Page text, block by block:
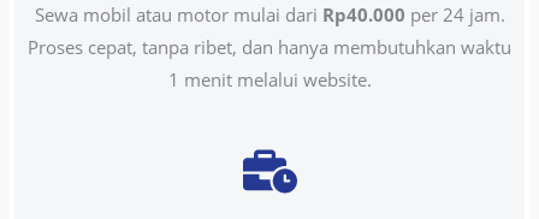
Sewa mobil atau motor mulai dari Rp40.000 per 24 jam.
Proses cepat, tanpa ribet, dan hanya membutuhkan waktu
1 menit melalui website.